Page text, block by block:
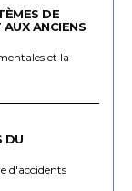
DE
ANCIENS
et la
DU
d'accidents